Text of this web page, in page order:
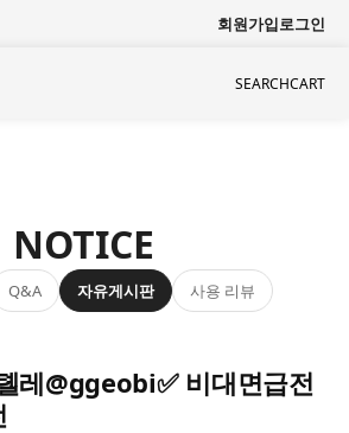
회원가입로그인
SEARCHCART
NOTICE
Q&A 자유게시판 사용 리뷰
레@ggeobi✅ 비대면급전